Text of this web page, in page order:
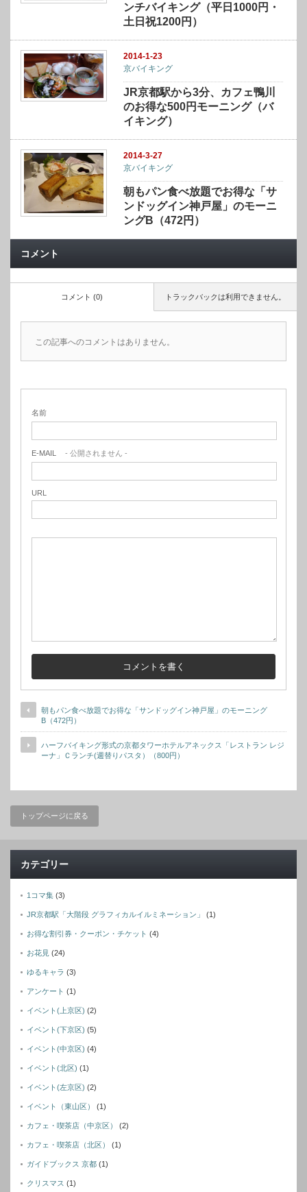
ンチバイキング（平日1000円・
土日祝1200円）
2014-1-23
京バイキング
JR京都駅から3分、カフェ鴨川
のお得な500円モーニング（バ
イキング）
2014-3-27
京バイキング
朝もパン食べ放題でお得な「サ
ンドッグイン神戸屋」のモーニ
ングB（472円）
コメント
トラックバックは利用できません。
コメント (0)
この記事へのコメントはありません。
名前
E-MAIL - 公開されません -
URL
朝もパン食べ放題でお得な「サンドッグイン神戸屋」のモーニング
B（472円）
ハーフバイキング形式の京都タワーホテルアネックス「レストラン レジ
ーナ」Ｃランチ(週替りパスタ）（800円）
トップページに戻る
カテゴリー
1コマ集 (3)
JR京都駅「大階段 グラフィカルイルミネーション」 (1)
お得な割引券・クーポン・チケット (4)
お花見 (24)
ゆるキャラ (3)
アンケート (1)
イベント(上京区) (2)
イベント(下京区) (5)
イベント(中京区) (4)
イベント(北区) (1)
イベント(左京区) (2)
イベント（東山区） (1)
カフェ・喫茶店（中京区） (2)
カフェ・喫茶店（北区） (1)
ガイドブックス 京都 (1)
クリスマス (1)